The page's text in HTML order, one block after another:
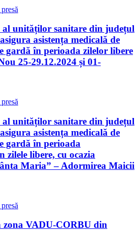
unităților sanitare din județul
asistența medicală de
gardă în perioada zilelor libere
25-29.12.2024 și 01-
unităților sanitare din județul
asistența medicală de
gardă în perioada
zilele libere, cu ocazia
Maria” – Adormirea Maicii
zona VADU-CORBU din